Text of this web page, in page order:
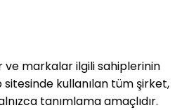
ve markalar ilgili sahiplerinin
kullanılan tüm şirket,
tanımlama amaçlıdır.